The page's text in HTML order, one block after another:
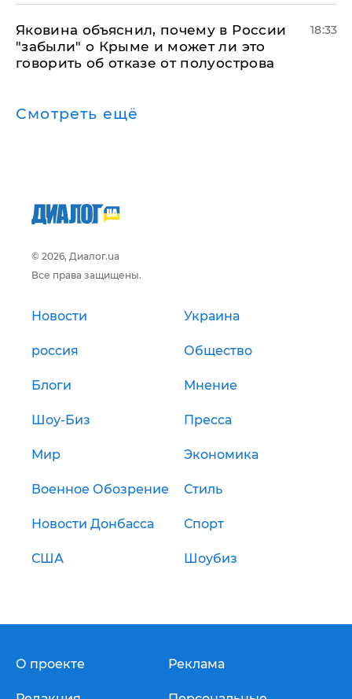
Яковина объяснил, почему в России
"забыли" о Крыме и может ли это
говорить об отказе от полуострова
18:33
Смотреть ещё
© 2026, Диалог.ua
Все права защищены.
Новости Украина
россия Общество
Блоги Мнение
Шоу-Биз Пресса
Мир Экономика
Военное Обозрение Стиль
Новости Донбасса Спорт
США Шоубиз
О проекте Реклама